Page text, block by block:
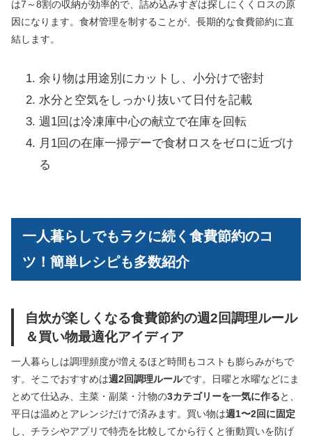
は7～8割の収納が効率的で、詰め込みすぎは探しにくくロスの原
因になります。食材管理を制することが、長期的な食費節約に直
結します。
余り物は用途別にカットし、小分けで密封
水分と空気をしっかり抜いて日付を記載
週1回は冷凍庫中心の献立で在庫を回転
月1回の在庫一掃デーで食材ロスをゼロに近づけ
る
一人暮らしでもラクに続く食費節約のコ
ツ！簡単レシピも多数紹介
自炊が楽しくなる食費節約の週2回調理ルール
＆買い物最適化アイディア
一人暮らしは調理頻度が増えるほど時間もコストも膨らみがちで
す。そこでおすすめは週2回調理ルールです。日曜と水曜などにま
とめて仕込み、主菜・副菜・汁物の3カテゴリーを一気に作ると、
平日は温めとアレンジだけで済みます。買い物は週1〜2回に固定
し、チラシやアプリで特売を比較してから行くと衝動買いを防げ